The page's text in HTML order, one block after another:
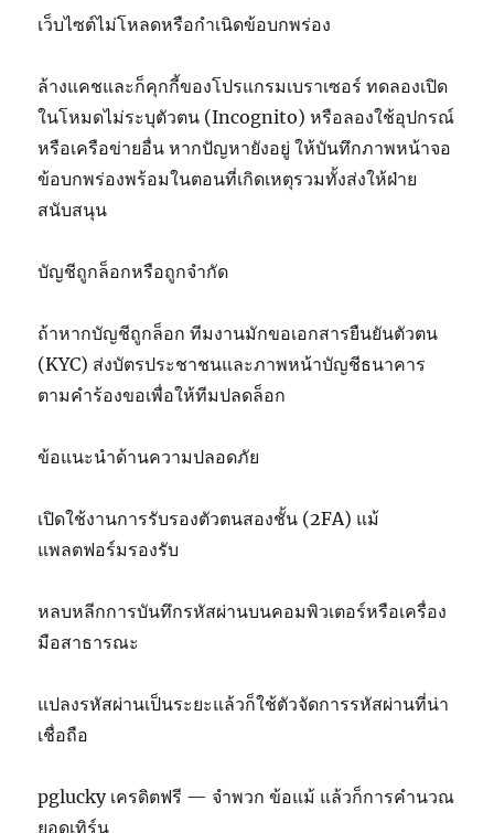
เว็บไซต์ไม่โหลดหรือกำเนิดข้อบกพร่อง
ล้างแคชและก็คุกกี้ของโปรแกรมเบราเซอร์ ทดลองเปิด
ในโหมดไม่ระบุตัวตน (Incognito) หรือลองใช้อุปกรณ์
หรือเครือข่ายอื่น หากปัญหายังอยู่ ให้บันทึกภาพหน้าจอ
ข้อบกพร่องพร้อมในตอนที่เกิดเหตุรวมทั้งส่งให้ฝ่าย
สนับสนุน
บัญชีถูกล็อกหรือถูกจำกัด
ถ้าหากบัญชีถูกล็อก ทีมงานมักขอเอกสารยืนยันตัวตน
(KYC) ส่งบัตรประชาชนและภาพหน้าบัญชีธนาคาร
ตามคำร้องขอเพื่อให้ทีมปลดล็อก
ข้อแนะนำด้านความปลอดภัย
เปิดใช้งานการรับรองตัวตนสองชั้น (2FA) แม้
แพลตฟอร์มรองรับ
หลบหลีกการบันทึกรหัสผ่านบนคอมพิวเตอร์หรือเครื่อง
มือสาธารณะ
แปลงรหัสผ่านเป็นระยะแล้วก็ใช้ตัวจัดการรหัสผ่านที่น่า
เชื่อถือ
pglucky เครดิตฟรี — จำพวก ข้อแม้ แล้วก็การคำนวณ
ยอดเทิร์น